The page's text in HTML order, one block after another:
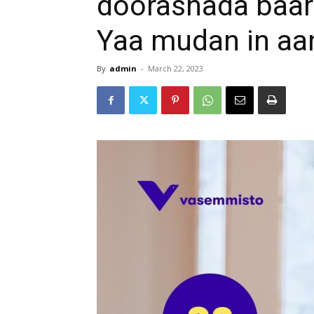
Yaa mudan in
By admin - March 22, 2023